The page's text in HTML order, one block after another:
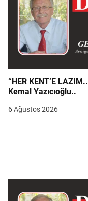
“HER KENT’E LAZIM.. ”Mehmet
Kemal Yazıcıoğlu..
6 Ağustos 2026